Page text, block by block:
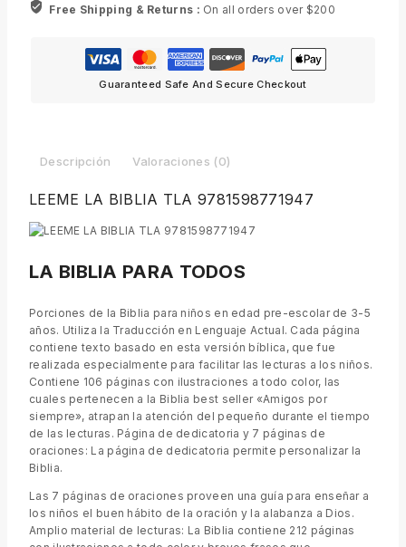
Free Shipping & Returns : On all orders over $200
Guaranteed Safe And Secure Checkout
Descripción Valoraciones (0)
LEEME LA BIBLIA TLA 9781598771947
LA BIBLIA PARA TODOS
Porciones de la Biblia para niños en edad pre-escolar de 3-5
años. Utiliza la Traducción en Lenguaje Actual. Cada página
contiene texto basado en esta versión bíblica, que fue
realizada especialmente para facilitar las lecturas a los niños.
Contiene 106 páginas con ilustraciones a todo color, las
cuales pertenecen a la Biblia best seller «Amigos por
siempre», atrapan la atención del pequeño durante el tiempo
de las lecturas. Página de dedicatoria y 7 páginas de
oraciones: La página de dedicatoria permite personalizar la
Biblia.
Las 7 páginas de oraciones proveen una guía para enseñar a
los niños el buen hábito de la oración y la alabanza a Dios.
Amplio material de lecturas: La Biblia contiene 212 páginas